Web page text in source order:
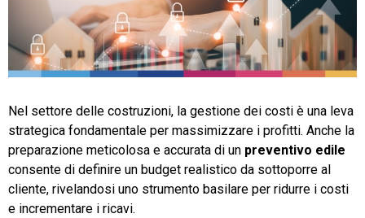
TeamSystem Corporate
Nel settore delle costruzioni, la gestione dei costi è una leva
strategica fondamentale per massimizzare i profitti. Anche la
preparazione meticolosa e accurata di un preventivo edile
consente di definire un budget realistico da sottoporre al
cliente, rivelandosi uno strumento basilare per ridurre i costi
e incrementare i ricavi.